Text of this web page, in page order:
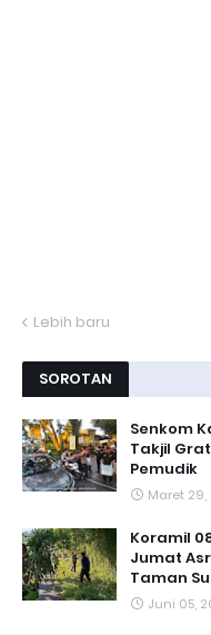
Lebih baru
SOROTAN
Senkom
Takjil
Pemudik
Maret 29,
Koramil
Jumat
Taman
Juni 05,